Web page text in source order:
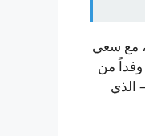
مع سعي
من
الذي